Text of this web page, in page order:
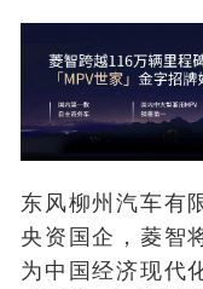
东风柳州汽车有
央资国企，菱智
为中国经济现代